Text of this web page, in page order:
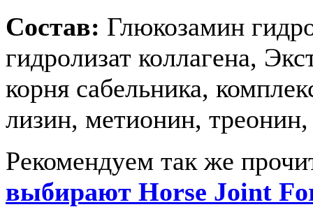
Состав: Глюкозамин
гидролизат коллагена,
корня сабельника,
лизин, метионин,
Рекомендуем так же
выбирают Horse Joint